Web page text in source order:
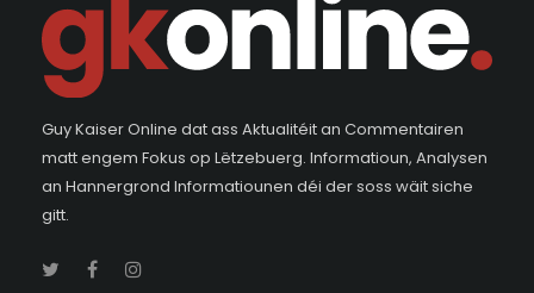
Guy Kaiser Online dat ass Aktualitéit an Commentairen
matt engem Fokus op Lëtzebuerg. Informatioun, Analysen
an Hannergrond Informatiounen déi der soss wäit siche
gitt.